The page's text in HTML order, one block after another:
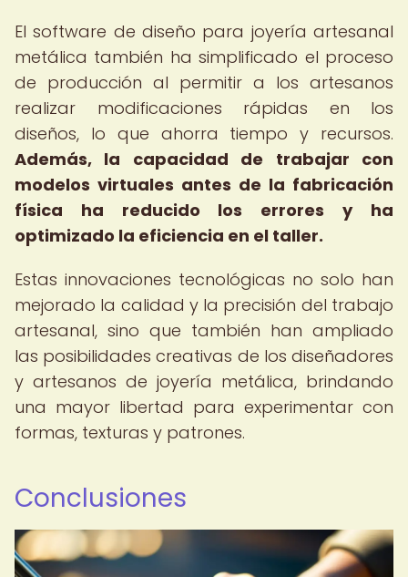
El software de diseño para joyería artesanal
metálica también ha simplificado el proceso
de producción al permitir a los artesanos
realizar modificaciones rápidas en los
diseños, lo que ahorra tiempo y recursos.
Además, la capacidad de trabajar con
modelos virtuales antes de la fabricación
física ha reducido los errores y ha
optimizado la eficiencia en el taller.
Estas innovaciones tecnológicas no solo han
mejorado la calidad y la precisión del trabajo
artesanal, sino que también han ampliado
las posibilidades creativas de los diseñadores
y artesanos de joyería metálica, brindando
una mayor libertad para experimentar con
formas, texturas y patrones.
Conclusiones